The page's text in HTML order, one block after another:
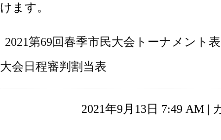
けます。
2021第69回春季市民大会トーナメント表
大会日程審判割当表
2021年9月13日 7:49 AM |